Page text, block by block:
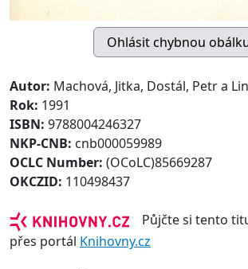
Autor: Machová, Jitka, Dostál, Petr a
Rok: 1991
ISBN: 9788004246327
NKP-CNB: cnb000059989
OCLC Number: (OCoLC)85669287
OKCZID: 110498437
Půjčte si tento
přes portál Knihovny.cz